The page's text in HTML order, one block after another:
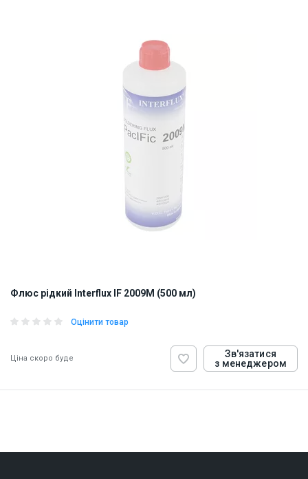
Флюс рідкий Interflux IF 2009M (500 мл)
Оцінити товар
Ціна скоро буде
Зв'язатися
з менеджером